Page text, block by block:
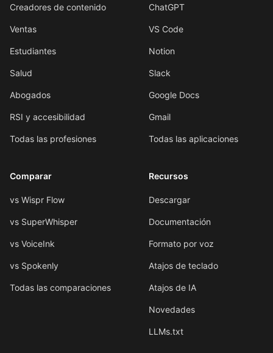
Creadores de contenido
Ventas
Estudiantes
Salud
Abogados
RSI y accesibilidad
Todas las profesiones
ChatGPT
VS Code
Notion
Slack
Google Docs
Gmail
Todas las aplicaciones
Comparar
vs Wispr Flow
vs SuperWhisper
vs VoiceInk
vs Spokenly
Todas las comparaciones
Recursos
Descargar
Documentación
Formato por voz
Atajos de teclado
Atajos de IA
Novedades
LLMs.txt